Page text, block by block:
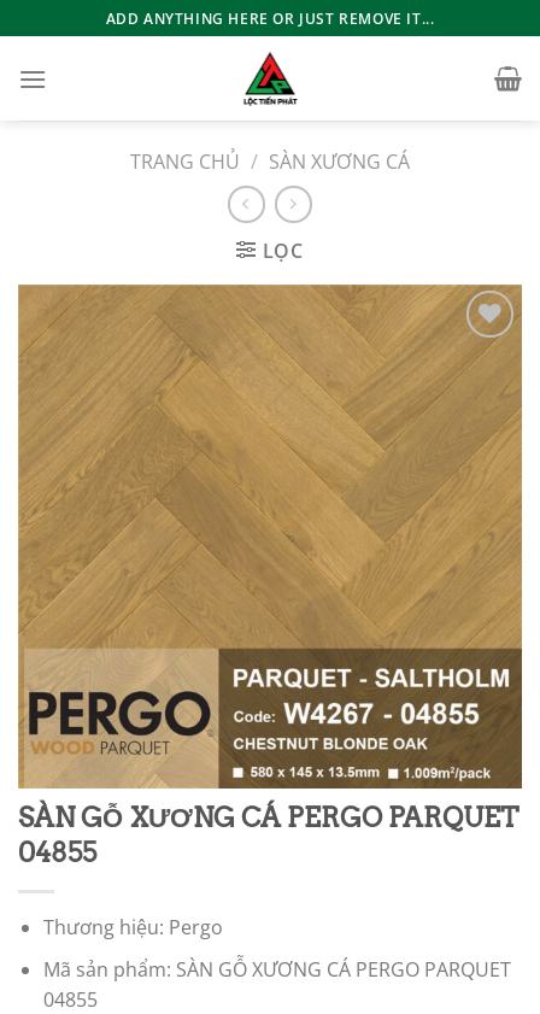
qua
nội
ADD ANYTHING HERE OR JUST REMOVE IT...
TRANG CHỦ / SÀN XƯƠNG CÁ
LỌC
Add to
wishlist
SÀN GỖ XƯƠNG CÁ PERGO PARQUET
04855
Thương hiệu: Pergo
Mã sản phẩm: SÀN GỖ XƯƠNG CÁ PERGO PARQUET
04855